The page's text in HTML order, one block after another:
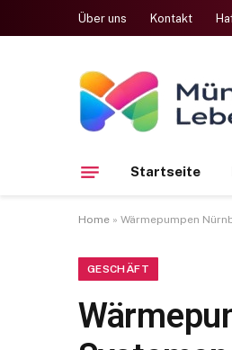
Über uns Kontakt
Startseite
Home » Wärmepumpen
GESCHÄFT